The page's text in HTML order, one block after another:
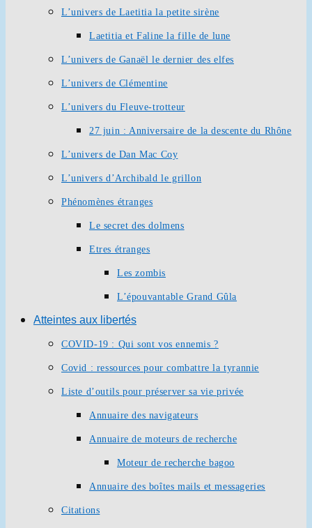
L’univers de Laetitia la petite sirène
Laetitia et Faline la fille de lune
L’univers de Ganaël le dernier des elfes
L’univers de Clémentine
L’univers du Fleuve-trotteur
27 juin : Anniversaire de la descente du Rhône
L’univers de Dan Mac Coy
L’univers d’Archibald le grillon
Phénomènes étranges
Le secret des dolmens
Etres étranges
Les zombis
L’épouvantable Grand Gûla
Atteintes aux libertés
COVID-19 : Qui sont vos ennemis ?
Covid : ressources pour combattre la tyrannie
Liste d’outils pour préserver sa vie privée
Annuaire des navigateurs
Annuaire de moteurs de recherche
Moteur de recherche bagoo
Annuaire des boîtes mails et messageries
Citations